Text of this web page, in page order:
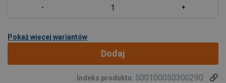
Pokaż więcej wariantów
Dodaj
Indeks produktu: 500100050300290